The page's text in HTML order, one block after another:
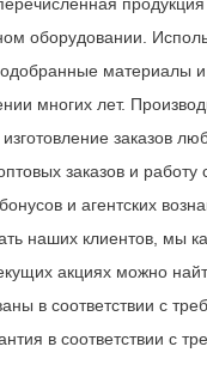
оборудовании.
материалы
многих лет.
заказов
заказов и
и агентских
наших клиентов, мы
акциях можно
в соответствии с
в соответствии с